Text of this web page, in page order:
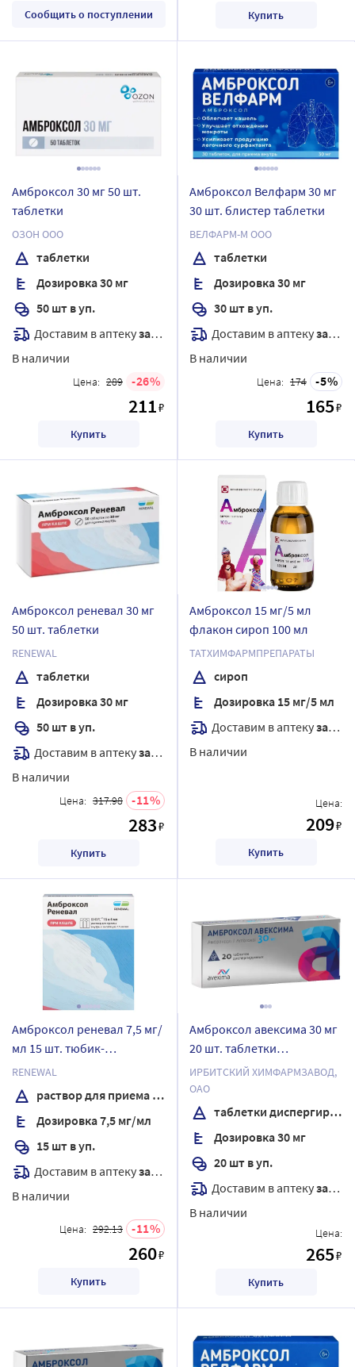
Сообщить о поступлении Купить
Амброксол 30 мг 50 шт.
таблетки
ОЗОН ООО
таблетки
Дозировка 30 мг
50 шт в уп.
Доставим в аптекузавтра
В наличии
Цена: 289 26
211₽
Купить
Амброксол Велфарм 30 мг
30 шт. блистер таблетки
ВЕЛФАРМ-М ООО
таблетки
Дозировка 30 мг
30 шт в уп.
Доставим в аптекузавтра
В наличии
Цена: 174 5
165₽
Купить
Амброксол реневал 30 мг
50 шт. таблетки
RENEWAL
таблетки
Дозировка 30 мг
50 шт в уп.
Доставим в аптекузавтра
В наличии
Цена: 317.98 11
283₽
Купить
Амброксол 15 мг/5 мл
флакон сироп 100 мл
ТАТХИМФАРМПРЕПАРАТЫ
сироп
Дозировка 15 мг/5 мл
Доставим в аптекузавтра
В наличии
Цена:
209₽
Купить
Амброксол реневал 7,5 мг/
мл 15 шт. тюбик-
капельница раствор для
приема внутрь и
ингаляций 4 мл
RENEWAL
раствор для приема внутрь
Дозировка 7,5 мг/мл
15 шт в уп.
Доставим в аптекузавтра
В наличии
Цена: 292.13 11
260₽
Купить
Амброксол авексима 30 мг
20 шт. таблетки
диспергируемые
ИРБИТСКИЙ ХИМФАРМЗАВОД,
ОАО
таблетки диспергируемые
Дозировка 30 мг
20 шт в уп.
Доставим в аптекузавтра
В наличии
Цена:
265₽
Купить